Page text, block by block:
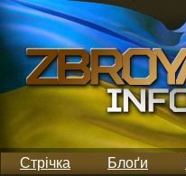
Стрічка Блоґи